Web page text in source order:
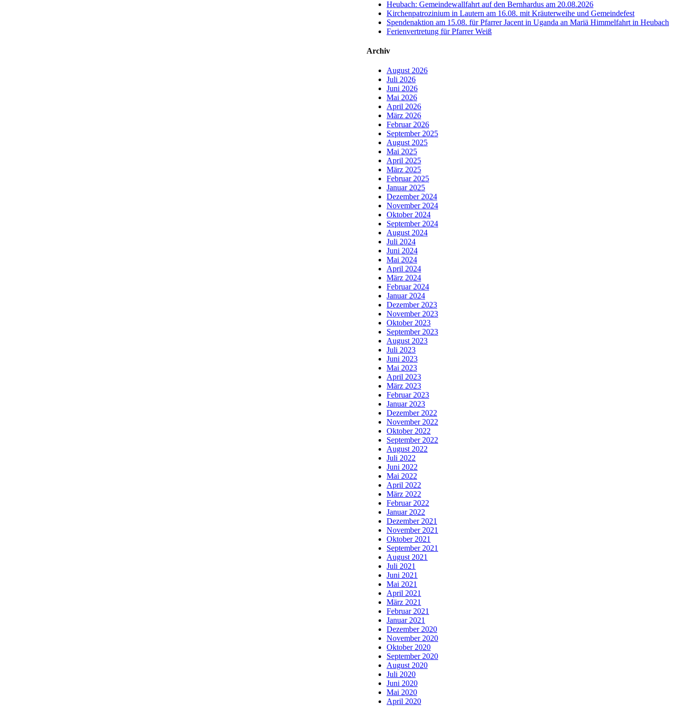
Heubach: Gemeindewallfahrt auf den Bernhardus am 20.08.2026
Kirchenpatrozinium in Lautern am 16.08. mit Kräuterweihe und Gemeindefest
Spendenaktion am 15.08. für Pfarrer Jacent in Uganda an Mariä Himmelfahrt in Heubach
Ferienvertretung für Pfarrer Weiß
Archiv
August 2026
Juli 2026
Juni 2026
Mai 2026
April 2026
März 2026
Februar 2026
September 2025
August 2025
Mai 2025
April 2025
März 2025
Februar 2025
Januar 2025
Dezember 2024
November 2024
Oktober 2024
September 2024
August 2024
Juli 2024
Juni 2024
Mai 2024
April 2024
März 2024
Februar 2024
Januar 2024
Dezember 2023
November 2023
Oktober 2023
September 2023
August 2023
Juli 2023
Juni 2023
Mai 2023
April 2023
März 2023
Februar 2023
Januar 2023
Dezember 2022
November 2022
Oktober 2022
September 2022
August 2022
Juli 2022
Juni 2022
Mai 2022
April 2022
März 2022
Februar 2022
Januar 2022
Dezember 2021
November 2021
Oktober 2021
September 2021
August 2021
Juli 2021
Juni 2021
Mai 2021
April 2021
März 2021
Februar 2021
Januar 2021
Dezember 2020
November 2020
Oktober 2020
September 2020
August 2020
Juli 2020
Juni 2020
Mai 2020
April 2020